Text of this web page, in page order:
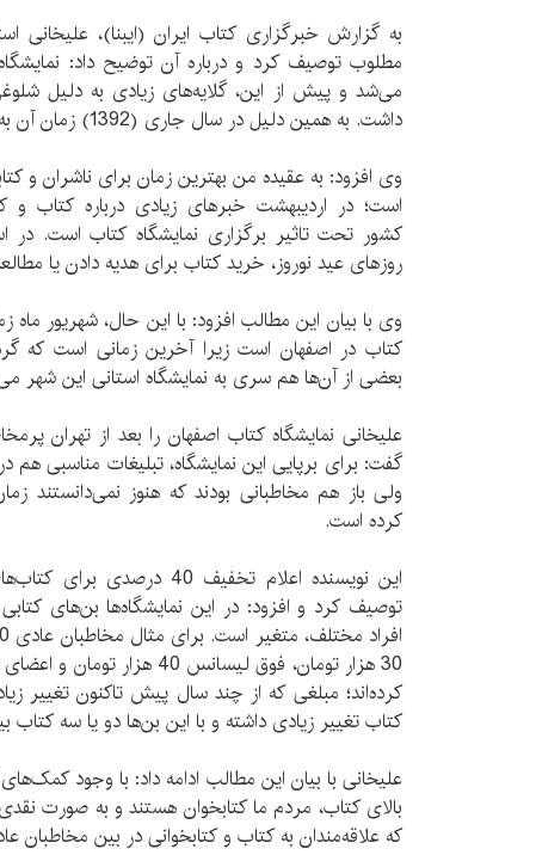
به گزارش خبرگزاری کتاب ایران (ایبنا)، علیخانی
مطلوب توصیف کرد و درباره آن توضیح داد:
می‌شد و پیش از این، گلایه‌های زیادی به دلیل
داشت. به همین دلیل در سال جاری (1392) زمان آن به شهریور منتقل شد.
وی افزود: به عقیده من بهترین زمان برای ناشران و
است؛ در اردیبهشت خبرهای زیادی درباره کتاب
کشور تحت تاثیر برگزاری نمایشگاه کتاب است. در
روزهای عید نوروز، خرید کتاب برای هدیه دادن یا
وی با بیان این مطالب افزود: با این حال، شهریور ماه
کتاب در اصفهان است زیرا آخرین زمانی است که
بعضی از آن‌ها هم سری به نمایشگاه استانی این شهر
علیخانی نمایشگاه کتاب اصفهان را بعد از تهران
گفت: برای برپایی این نمایشگاه، تبلیغات مناسبی هم
ولی باز هم مخاطبانی بودند که هنوز نمی‌دانستند
کرده است.
این نویسنده اعلام تخفیف 40
توصیف کرد و افزود: در این نمایشگاه‌ها بن‌های
کرده‌اند؛ مبلغی که از چند سال پیش تاکنون تغییر
کتاب تغییر زیادی داشته و با این بن‌ها دو یا سه کتاب
علیخانی با بیان این مطالب ادامه داد: با وجود
بالای کتاب، مردم ما کتابخوان هستند و به صورت
که علاقه‌مندان به کتاب و کتابخوانی در بین مخاطبان